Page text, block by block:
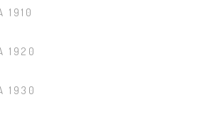
1910
1920
1930